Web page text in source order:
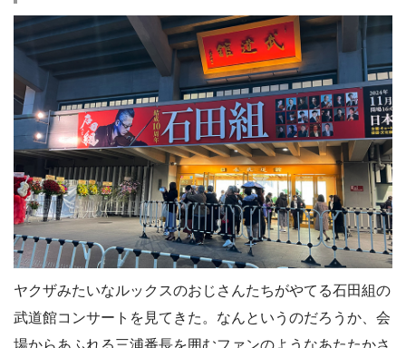
ヤクザみたいなルックスのおじさんたちがやてる石田組の
武道館コンサートを見てきた。なんというのだろうか、会
場からあふれる三浦番長を囲むファンのようなあたたかさ